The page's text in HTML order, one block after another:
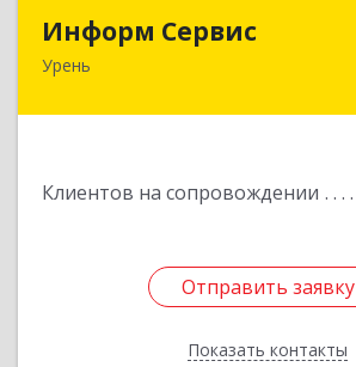
Информ Сервис
Урень
Клиентов на сопровождении
Отправить заявку
Показать контакты
Отправить заявку
Назад